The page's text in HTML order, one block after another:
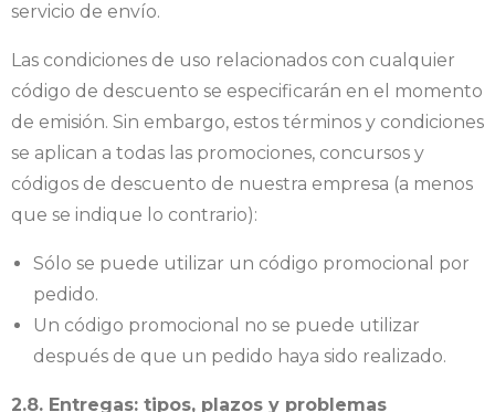
servicio de envío.
Las condiciones de uso relacionados con cualquier
código de descuento se especificarán en el momento
de emisión. Sin embargo, estos términos y condiciones
se aplican a todas las promociones, concursos y
códigos de descuento de nuestra empresa (a menos
que se indique lo contrario):
Sólo se puede utilizar un código promocional por
pedido.
Un código promocional no se puede utilizar
después de que un pedido haya sido realizado.
2.8. Entregas: tipos, plazos y problemas